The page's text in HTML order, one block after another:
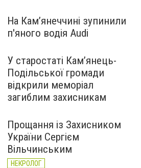
На Камʼянеччині зупинили
п'яного водія Audi
У старостаті Кам’янець-
Подільської громади
відкрили меморіал
загиблим захисникам
Прощання із Захисником
України Сергієм
Вільчинським
НЕКРОЛОГ